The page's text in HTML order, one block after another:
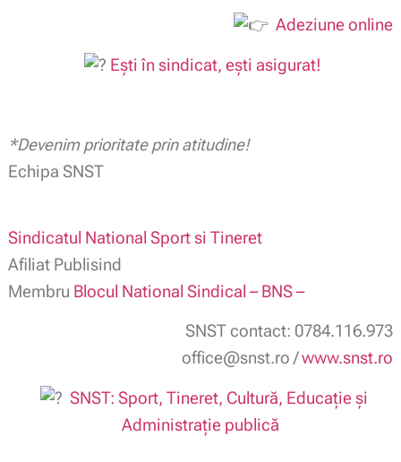
Adeziune online
Ești în sindicat, ești asigurat!
*Devenim prioritate prin atitudine!
Echipa SNST
Sindicatul National Sport si Tineret
Afiliat Publisind
Membru Blocul National Sindical – BNS –
SNST contact: 0784.116.973
office@snst.ro /www.snst.ro
SNST: Sport, Tineret, Cultură, Educație și
Administrație publică